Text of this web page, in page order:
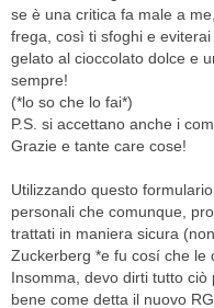
se è una critica fa male a
frega, così ti sfoghi e
gelato al cioccolato dolce e
sempre!
(*lo so che lo fai*)
P.S. si accettano anche i
Grazie e tante care cose!
Utilizzando questo
personali che comunque,
trattati in maniera sicura
Zuckerberg *e fu cosí che le
Insomma, devo dirti tutto ciò
bene come detta il nuovo